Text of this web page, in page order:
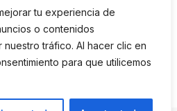
tu experiencia de
o contenidos
tráfico. Al hacer clic en
para que utilicemos
Online Glovo
Contacto